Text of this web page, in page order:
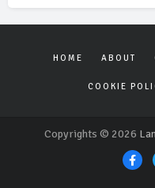
HOME ABOUT
COOKIE
Copyrights © 2026